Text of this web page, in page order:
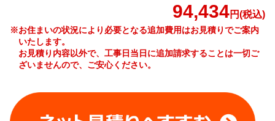
94,434円(税込)
※お住まいの状況により必要となる追加費用はお見積りでご案内
いたします。
お見積り内容以外で、工事日当日に追加請求することは一切ご
ざいませんので、ご安心ください。